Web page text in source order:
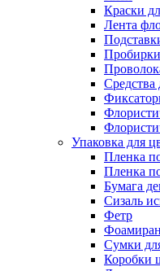
Краски
Лента
Средства
Упаковка для
Пленка
Пленка
Бумага
Сизаль
Фетр
Фоамиран
Сумки
Коробки